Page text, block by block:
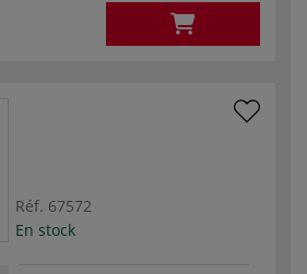
Réf. 67572
En stock